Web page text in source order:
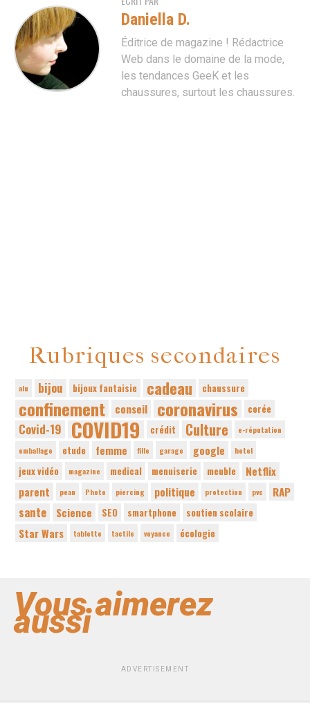
Daniella D.
Éditrice de magazine ! Rédactrice
Web dans le domaine de la mode,
les tendances GeeK et les
chaussures, surtout les chaussures.
Rubriques secondaires
alu bijou bijoux fantaisie cadeau chaussure
confinement conseil coronavirus corée
Covid-19 COVID19 crédit Culture
e-réputation
emballage
etude femme fille garage google hotel
jeux vidéo magazine medical menuiserie meuble
Netflix
parent
peau Photo piercing politique protection pvc RAP
sante Science SEO smartphone soutien scolaire
Star Wars tablette tactile voyance écologie
Vous aimerez
aussi
ADVERTISEMENT